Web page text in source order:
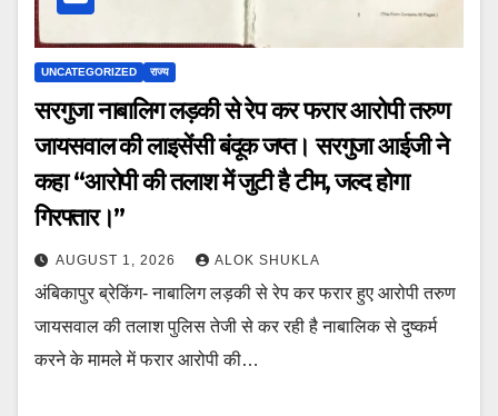
UNCATEGORIZED राज्य
सरगुजा नाबालिग लड़की से रेप कर फरार आरोपी तरुण
जायसवाल की लाइसेंसी बंदूक जप्त। सरगुजा आईजी ने
कहा “आरोपी की तलाश में जुटी है टीम, जल्द होगा
गिरफ्तार।”
AUGUST 1, 2026 ALOK SHUKLA
अंबिकापुर ब्रेकिंग- नाबालिग लड़की से रेप कर फरार हुए आरोपी तरुण
जायसवाल की तलाश पुलिस तेजी से कर रही है नाबालिक से दुष्कर्म
करने के मामले में फरार आरोपी की…